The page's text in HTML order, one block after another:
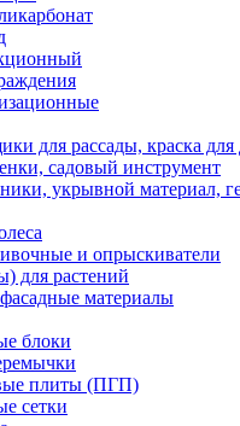
для рассады, краска для
садовый инструмент
укрывной материал,
и опрыскиватели
для растений
материалы
блоки
плиты (ПГП)
сетки